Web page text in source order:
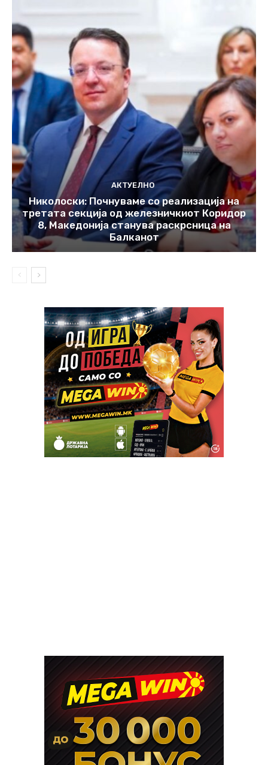
АКТУЕЛНО
Николоски: Почнуваме со реализација на
третата секција од железничкиот Коридор
8, Македонија станува раскрсница на
Балканот